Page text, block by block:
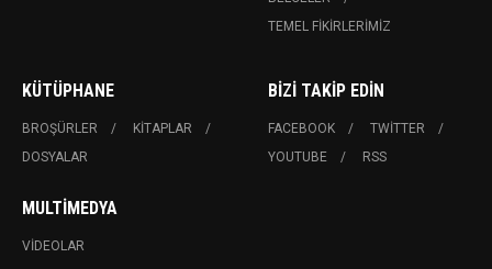
TEMEL FIKIRLERIMIZ
KÜTÜPHANE
BROŞÜRLER
KITAPLAR
DOSYALAR
MULTIMEDYA
VIDEOLAR
BIZI TAKIP EDIN
FACEBOOK
TWITTER
YOUTUBE
RSS